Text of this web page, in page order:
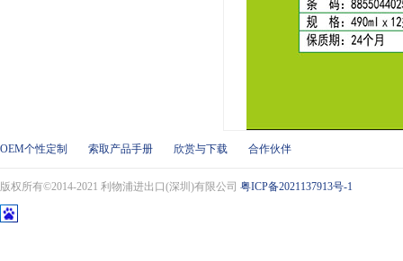
OEM个性定制 索取产品手册 欣赏与下载 合作伙伴
版权所有©2014-2021 利物浦进出口(深圳)有限公司 粤ICP备2021137913号-1